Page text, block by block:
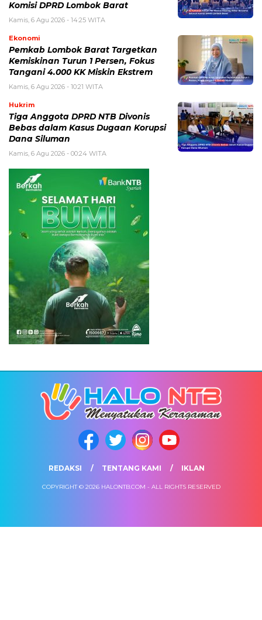
Komisi DPRD Lombok Barat
Kamis, 6 Agu 2026 - 14:25 WITA
Ekonomi
Pemkab Lombok Barat Targetkan
Kemiskinan Turun 1 Persen, Fokus
Tangani 4.000 KK Miskin Ekstrem
Kamis, 6 Agu 2026 - 10:21 WITA
Hukrim
Tiga Anggota DPRD NTB Divonis
Bebas dalam Kasus Dugaan Korupsi
Dana Siluman
Kamis, 6 Agu 2026 - 00:24 WITA
REDAKSI TENTANG KAMI IKLAN
COPYRIGHT © 2026 HALONTB.COM - ALL RIGHTS RESERVED